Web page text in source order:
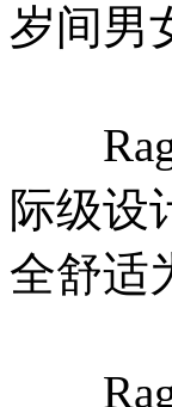
岁间男
Rag
际级设
全舒适